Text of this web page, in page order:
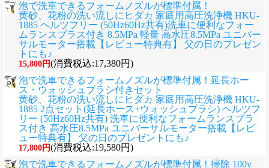
泡で洗車できるフォームノズルが標準付属！
黄砂、花粉の洗い流しに ヒダカ 家庭用高圧洗浄機 HKU-
1885 ヘルツフリー (50Hz60Hz共有)洗車に便利なフォー
ムランスプラス付き 8.5MPa 軽量 高水圧8.5MPa ユニバー
サルモーター搭載【レビュー特典有】 父の日のプレゼン
トにも♪
15,800円(消費税込:17,380円)
泡で洗車できるフォームノズルが標準付属！延長ホー
ス・ウォッシュブラシ付きセット
黄砂、花粉の洗い流しに ヒダカ 家庭用高圧洗浄機 HKU-
1885 2点セット(延長ホース+ウォッシュブラシ) ヘルツフ
リー (50Hz60Hz共有) 洗車に便利なフォームランスプラ
ス付き 高水圧8.5MPa ユニバーサルモーター搭載【レビ
ュー特典有】 父の日のプレゼントにも♪
17,800円(消費税込:19,580円)
泡で洗車できるフォームノズルが標準付属！掃除 100v